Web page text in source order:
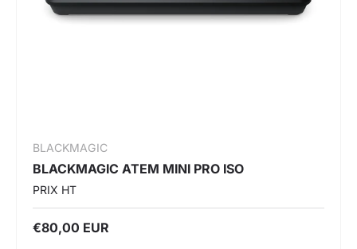
BLACKMAGIC
BLACKMAGIC ATEM MINI PRO ISO
PRIX HT
€80,00 EUR